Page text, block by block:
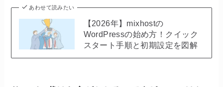
あわせて読みたい
【2026年】mixhostの
WordPressの始め方！クイック
スタート手順と初期設定を図解